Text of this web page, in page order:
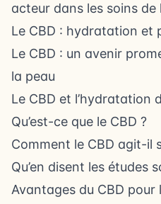
acteur dans les soins de
Le CBD : hydratation et
Le CBD : un avenir
la peau
Le CBD et l’hydratation
Qu’est-ce que le CBD ?
Comment le CBD agit-il
Qu’en disent les études
Avantages du CBD pour